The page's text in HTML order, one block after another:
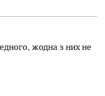
жодна з них не